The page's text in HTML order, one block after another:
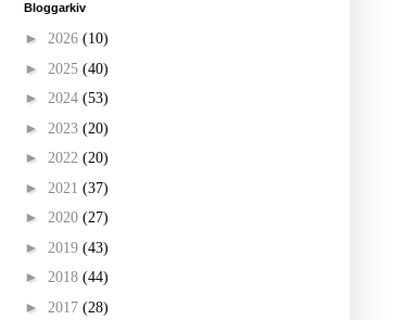
Bloggarkiv
► 2026 (10)
► 2025 (40)
► 2024 (53)
► 2023 (20)
► 2022 (20)
► 2021 (37)
► 2020 (27)
► 2019 (43)
► 2018 (44)
► 2017 (28)